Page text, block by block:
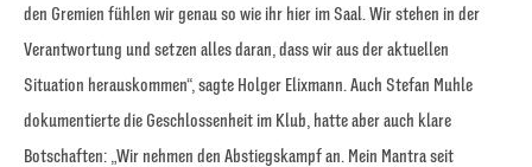
den Gremien fühlen wir genau so wie ihr hier im Saal. Wir stehen in der
Verantwortung und setzen alles daran, dass wir aus der aktuellen
Situation herauskommen“, sagte Holger Elixmann. Auch Stefan Muhle
dokumentierte die Geschlossenheit im Klub, hatte aber auch klare
Botschaften: „Wir nehmen den Abstiegskampf an. Mein Mantra seit